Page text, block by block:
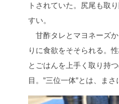
トされていた。尻尾も取
すい。
甘酢タレとマヨネーズ
りに食欲をそそられる。
とごはんを上手く取り持
目。”三位一体”とは、まさ